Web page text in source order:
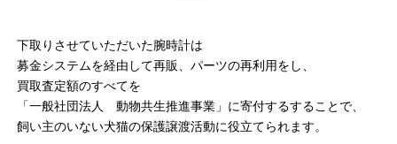
下取りさせていただいた腕時計は
募金システムを経由して再販、パーツの再利用をし、
買取査定額のすべてを
「一般社団法人 動物共生推進事業」に寄付するすることで、
飼い主のいない犬猫の保護譲渡活動に役立てられます。